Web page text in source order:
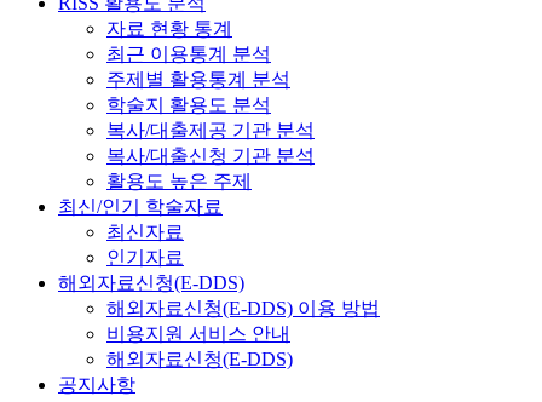
자료 현황 통계
최근 이용통계 분석
주제별 활용통계 분석
학술지 활용도 분석
복사/대출제공 기관 분석
복사/대출신청 기관 분석
활용도 높은 주제
최신/인기 학술자료
최신자료
인기자료
해외자료신청(E-DDS)
해외자료신청(E-DDS) 이용 방법
비용지원 서비스 안내
해외자료신청(E-DDS)
공지사항